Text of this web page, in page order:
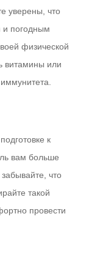
уверены, что
и погодным
физической
витамины или
к
вам больше
что
такой
провести